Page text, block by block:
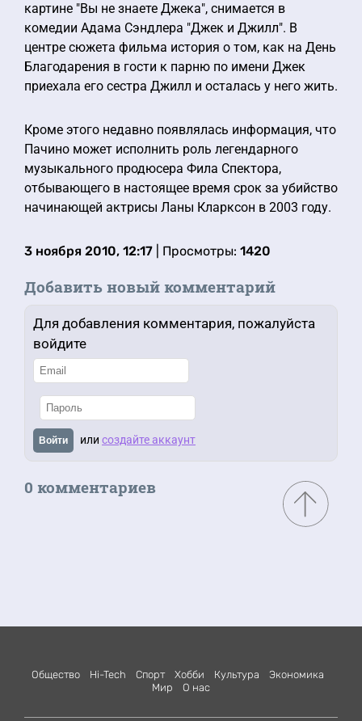
картине "Вы не знаете Джека", снимается в
комедии Адама Сэндлера "Джек и Джилл". В
центре сюжета фильма история о том, как на День
Благодарения в гости к парню по имени Джек
приехала его сестра Джилл и осталась у него жить.
Кроме этого недавно появлялась информация, что
Пачино может исполнить роль легендарного
музыкального продюсера Фила Спектора,
отбывающего в настоящее время срок за убийство
начинающей актрисы Ланы Кларксон в 2003 году.
3 ноября 2010, 12:17 | Просмотры: 1420
Добавить новый комментарий
Для добавления комментария, пожалуйста
войдите
Войти или создайте аккаунт
0 комментариев
Общество Hi-Tech Спорт Хобби Культура
Экономика
Мир
О нас